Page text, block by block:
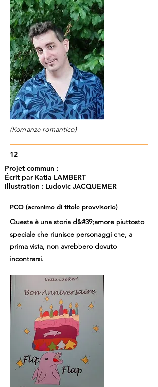
(Romanzo romantico)
12
Projet commun :
Écrit par Katia LAMBERT
Illustration : Ludovic JACQUEMER
PCO (acronimo di titolo provvisorio)
Questa è una storia d&#39;amore piuttosto
speciale che riunisce personaggi che, a
prima vista, non avrebbero dovuto
incontrarsi.